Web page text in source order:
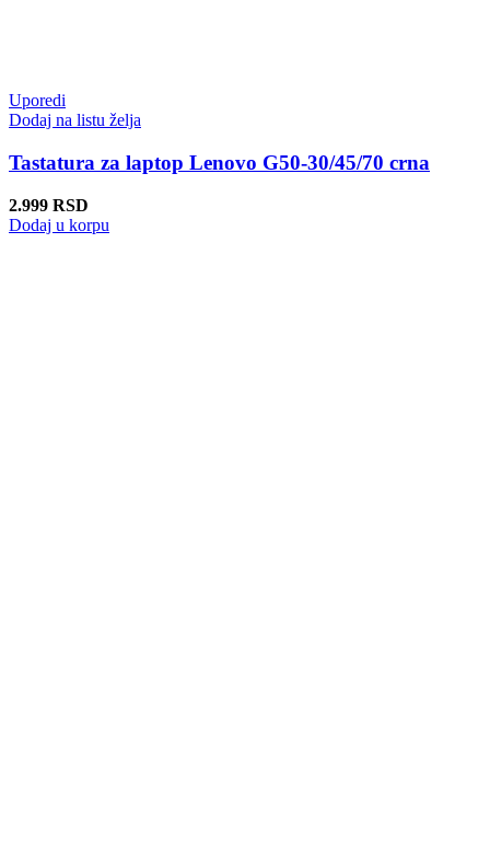
Uporedi
Dodaj na listu želja
Tastatura za laptop Lenovo G50-30/45/70 crna
2.999 RSD
Dodaj u korpu